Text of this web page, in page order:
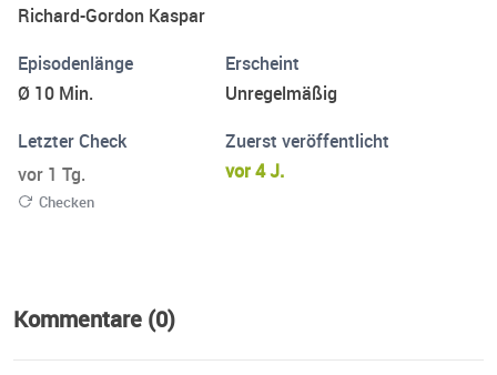
Richard-Gordon Kaspar
Episodenlänge
Ø 10 Min.
Erscheint
Unregelmäßig
Letzter Check
vor 1 Tg.
Checken
Zuerst veröffentlicht
vor 4 J.
Kommentare (0)